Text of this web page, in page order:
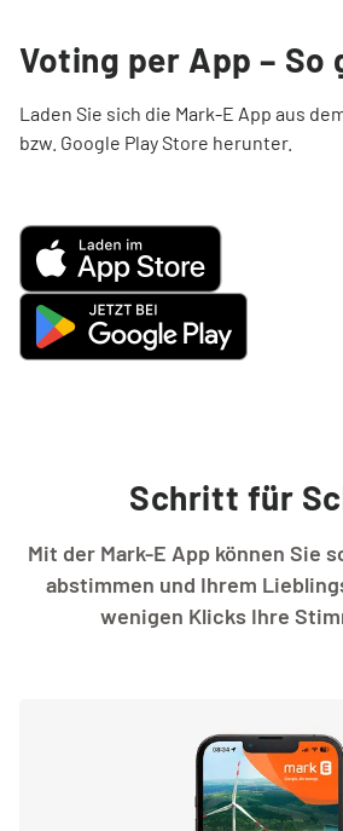
Voting per App – So
Laden Sie sich die Mark-E App aus
bzw. Google Play Store herunter.
Schritt für
Mit der Mark-E App können Sie
abstimmen und Ihrem
wenigen Klicks Ihre